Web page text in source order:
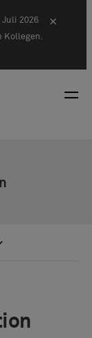
Juli 2026
Kollegen.
×